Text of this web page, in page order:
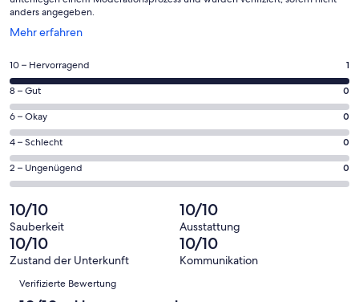
anders angegeben.
Mehr erfahren
Wird
einem
neuen
Fenster
geöffnet
1
von
insgesamt
1
Gästebewertungen
haben
eine
Bewertung
von
10
-
Hervorragend
10 – Hervorragend 1
0
von
insgesamt
1
Gästebewertungen
haben
eine
Bewertung
von
8
-
Gut
8 – Gut 0
0
von
insgesamt
1
Gästebewertungen
haben
eine
Bewertung
von
6
6 – Okay 0
0
von
insgesamt
Gästebewertungen
haben
eine
Bewertung
von
4 – Schlecht 0
0
von
insgesamt
1
Gästebewertungen
haben
eine
Bewertung
2 – Ungenügend 0
10/10
Sauberkeit
10/10
Ausstattung
10/10
Zustand der Unterkunft
10/10
Kommunikation
Bewertungen
Verifizierte Bewertung